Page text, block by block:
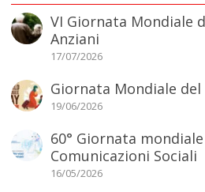
VI Giornata Mondiale
Anziani
17/07/2026
Giornata Mondiale
19/06/2026
60° Giornata
Comunicazioni Sociali
16/05/2026